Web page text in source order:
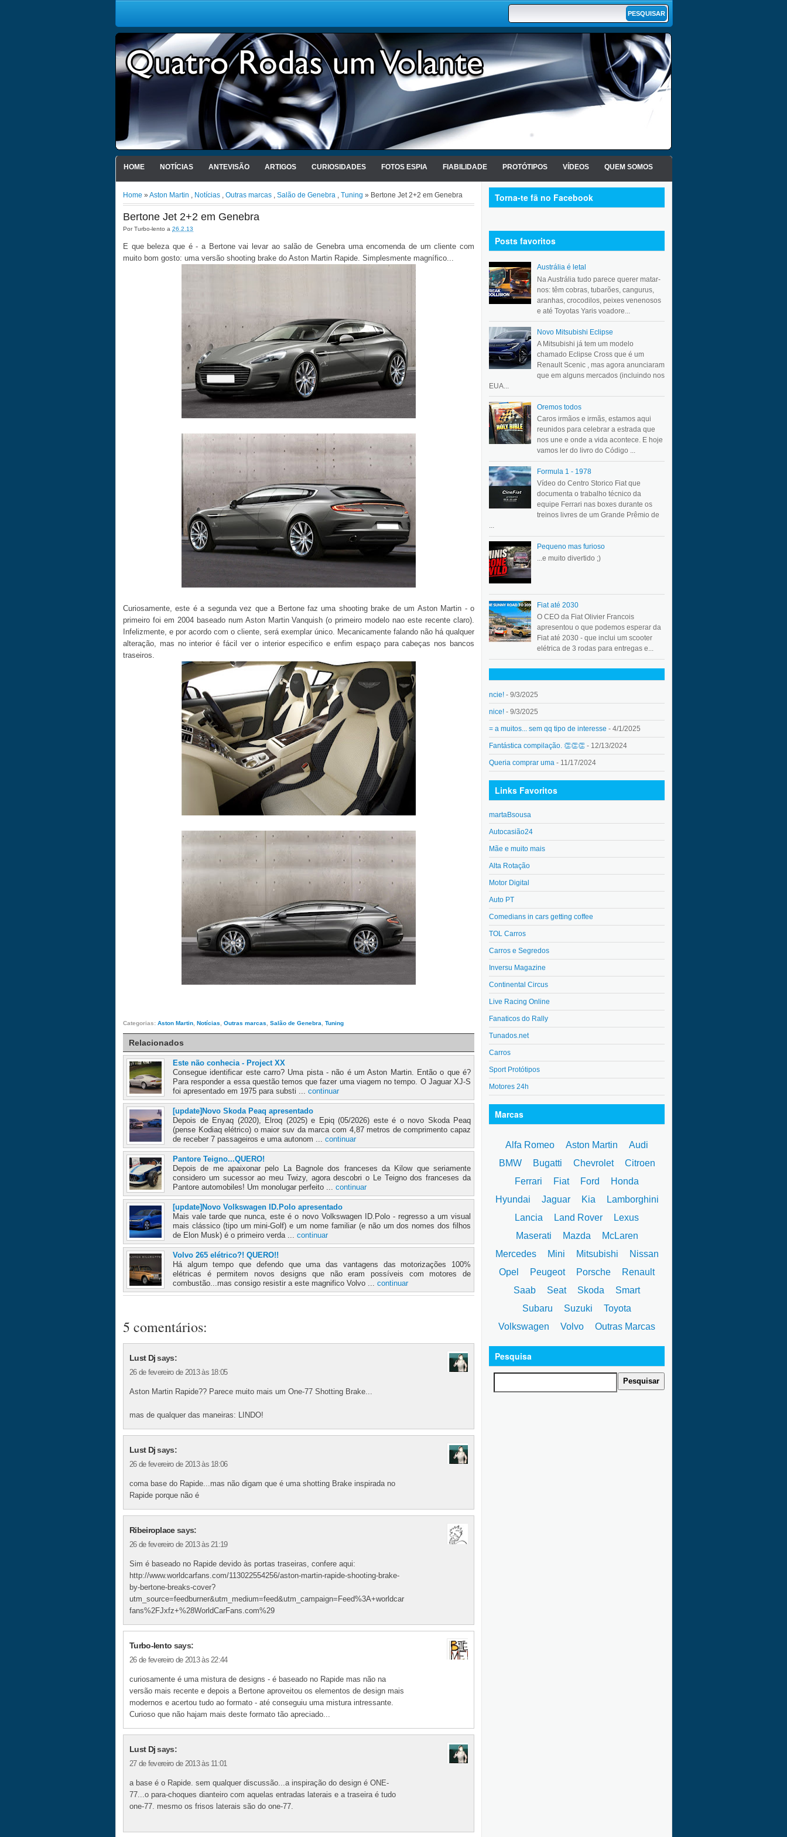
HOME NOTÍCIAS ANTEVISÃO ARTIGOS CURIOSIDADES FOTOS ESPIA FIABILIDADE PROTÓTIPOS VÍDEOS QUEM SOMOS
Home » Aston Martin , Notícias , Outras marcas , Salão de Genebra , Tuning » Bertone Jet 2+2 em Genebra
Bertone Jet 2+2 em Genebra
PorTurbo-lento a 26.2.13
E que beleza que é - a Bertone vai levar ao salão de Genebra uma encomenda de um cliente com
muito bom gosto: uma versão shooting brake do Aston Martin Rapide. Simplesmente magnífico...
Curiosamente, este é a segunda vez que a Bertone faz uma shooting brake de um Aston Martin - o
primeiro foi em 2004 baseado num Aston Martin Vanquish (o primeiro modelo nao este recente claro).
Infelizmente, e por acordo com o cliente, será exemplar único. Mecanicamente falando não há qualquer
alteração, mas no interior é fácil ver o interior especifico e enfim espaço para cabeças nos bancos
traseiros.
Categorias: Aston Martin Notícias Outras marcas Salão de Genebra Tuning
Relacionados
Este não conhecia - Project XX
Consegue identificar este carro? Uma pista - não é um Aston Martin. Então o que é?
Para responder a essa questão temos que fazer uma viagem no tempo. O Jaguar XJ-S
foi apresentado em 1975 para substi ... continuar
[update]Novo Skoda Peaq apresentado
Depois de Enyaq (2020), Elroq (2025) e Epiq (05/2026) este é o novo Skoda Peaq
(pense Kodiaq elétrico) o maior suv da marca com 4,87 metros de comprimento capaz
de receber 7 passageiros e uma autonom ... continuar
Pantore Teigno...QUERO!
Depois de me apaixonar pelo La Bagnole dos franceses da Kilow que seriamente
considero um sucessor ao meu Twizy, agora descobri o Le Teigno dos franceses da
Pantore automobiles! Um monolugar perfeito ... continuar
[update]Novo Volkswagen ID.Polo apresentado
Mais vale tarde que nunca, este é o novo Volkswagen ID.Polo - regresso a um visual
mais clássico (tipo um mini-Golf) e um nome familiar (e não um dos nomes dos filhos
de Elon Musk) é o primeiro verda ... continuar
Volvo 265 elétrico?! QUERO!!
Há algum tempo que defendo que uma das vantagens das motorizações 100%
elétricas é permitem novos designs que não eram possíveis com motores de
combustão...mas consigo resistir a este magnifico Volvo ... continuar
5 comentários:
Lust Djsays:
26 de fevereiro de 2013 às 18:05
Aston Martin Rapide?? Parece muito mais um One-77 Shotting Brake...
mas de qualquer das maneiras: LINDO!
Lust Djsays:
26 de fevereiro de 2013 às 18:06
coma base do Rapide...mas não digam que é uma shotting Brake inspirada no
Rapide porque não é
Ribeiroplacesays:
26 de fevereiro de 2013 às 21:19
Sim é baseado no Rapide devido às portas traseiras, confere aqui:
http://www.worldcarfans.com/113022554256/aston-martin-rapide-shooting-brake-
by-bertone-breaks-cover?
utm_source=feedburner&utm_medium=feed&utm_campaign=Feed%3A+worldcar
fans%2FJxfz+%28WorldCarFans.com%29
Turbo-lento says:
26 de fevereiro de 2013 às 22:44
curiosamente é uma mistura de designs - é baseado no Rapide mas não na
versão mais recente e depois a Bertone aproveitou os elementos de design mais
modernos e acertou tudo ao formato - até conseguiu uma mistura intressante.
Curioso que não hajam mais deste formato tão apreciado...
Lust Djsays:
27 de fevereiro de 2013 às 11:01
a base é o Rapide. sem qualquer discussão...a inspiração do design é ONE-
77...o para-choques dianteiro com aquelas entradas laterais e a traseira é tudo
one-77. mesmo os frisos laterais são do one-77.
Torna-te fã no Facebook
Posts favoritos
Austrália é letal
Na Austrália tudo parece querer matar-
nos: têm cobras, tubarões, cangurus,
aranhas, crocodilos, peixes venenosos
e até Toyotas Yaris voadore...
Novo Mitsubishi Eclipse
A Mitsubishi já tem um modelo
chamado Eclipse Cross que é um
Renault Scenic , mas agora anunciaram
que em alguns mercados (incluindo nos
EUA...
Oremos todos
Caros irmãos e irmãs, estamos aqui
reunidos para celebrar a estrada que
nos une e onde a vida acontece. E hoje
vamos ler do livro do Código ...
Formula 1 - 1978
Vídeo do Centro Storico Fiat que
documenta o trabalho técnico da
equipe Ferrari nas boxes durante os
treinos livres de um Grande Prêmio de
...
Pequeno mas furioso
...e muito divertido ;)
Fiat até 2030
O CEO da Fiat Olivier Francois
apresentou o que podemos esperar da
Fiat até 2030 - que inclui um scooter
elétrica de 3 rodas para entregas e...
ncie! - 9/3/2025
nice! - 9/3/2025
= a muitos... sem qq tipo de interesse - 4/1/2025
Fantástica compilação. 👏👏👏 - 12/13/2024
Queria comprar uma - 11/17/2024
Links Favoritos
martaBsousa
Autocasião24
Mãe e muito mais
Alta Rotação
Motor Digital
Auto PT
Comedians in cars getting coffee
TOL Carros
Carros e Segredos
Inversu Magazine
Continental Circus
Live Racing Online
Fanaticos do Rally
Tunados.net
Carros
Sport Protótipos
Motores 24h
Marcas
Alfa Romeo Aston Martin
Audi
BMW
Bugatti Chevrolet
Citroen
Ferrari
Fiat Ford
Honda
Hyundai
Jaguar Kia
Lamborghini
Lancia
Land Rover
Lexus
Maserati
Mazda
McLaren
Mercedes
Mini Mitsubishi
Nissan
Opel
Peugeot Porsche
Renault
Saab
Seat Skoda
Smart
Subaru
Suzuki
Toyota
Volkswagen
Volvo Outras Marcas
Pesquisa